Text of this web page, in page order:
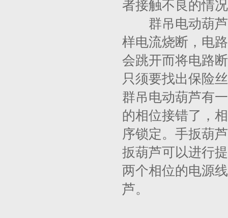
者接触不良的情
群吊电动葫芦
样电流烧断，电
会跳开而将电路
只须要找出保险
群吊电动葫芦有
的相位接错了，
序锁定。手扳葫
扳葫芦可以进行
两个相位的电源
芦。